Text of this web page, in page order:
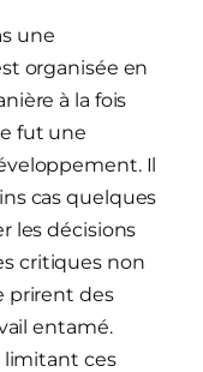
une
organisée en
à la fois
fut une
Il
cas quelques
les décisions
critiques non
prirent des
entamé.
limitant ces